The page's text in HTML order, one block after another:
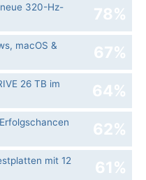
320-Hz-
78%
macOS &
67%
26 TB im
64%
62%
mit 12
61%